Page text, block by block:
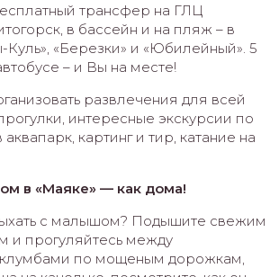
трансфер на ГЛЦ
в бассейн и на пляж – в
Куль», «Березки» и «Юбилейный». 5
– и Вы на месте!
развлечения для всей
интересные экскурсии по
картинг и тир, катание на
в «Маяке» — как дома!
с малышом? Подышите свежим
и прогуляйтесь между
по мощеным дорожкам,